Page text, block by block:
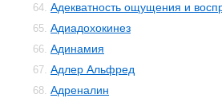
64. Адекватность ощущения и
65. Адиадохокинез
66. Адинамия
67. Адлер Альфред
68. Адреналин